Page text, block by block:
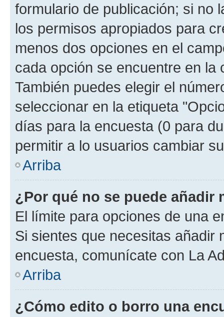
formulario de publicación; si no
los permisos apropiados para
menos dos opciones en el
cada opción se encuentre en
También puedes elegir el
seleccionar en la etiqueta
días para la encuesta (0 para
permitir a lo usuarios cambiar
Arriba
¿Por qué no se puede añadir
El límite para opciones de una
Si sientes que necesitas añadir
encuesta, comunícate con La
Arriba
¿Cómo edito o borro una